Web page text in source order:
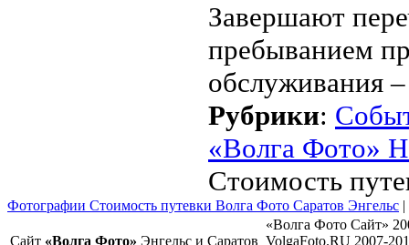
Завершают
пребыванием
обслуживания
Рубрики:
«Волга Фото»
Стоимость
Фотографии Стоимость путевки Волга Фото Саратов Энгельс |
Сайт «Волга Фото» Энгельс и Саратов
«Волга Фото Сайт»
VolgaFoto.RU 2007-